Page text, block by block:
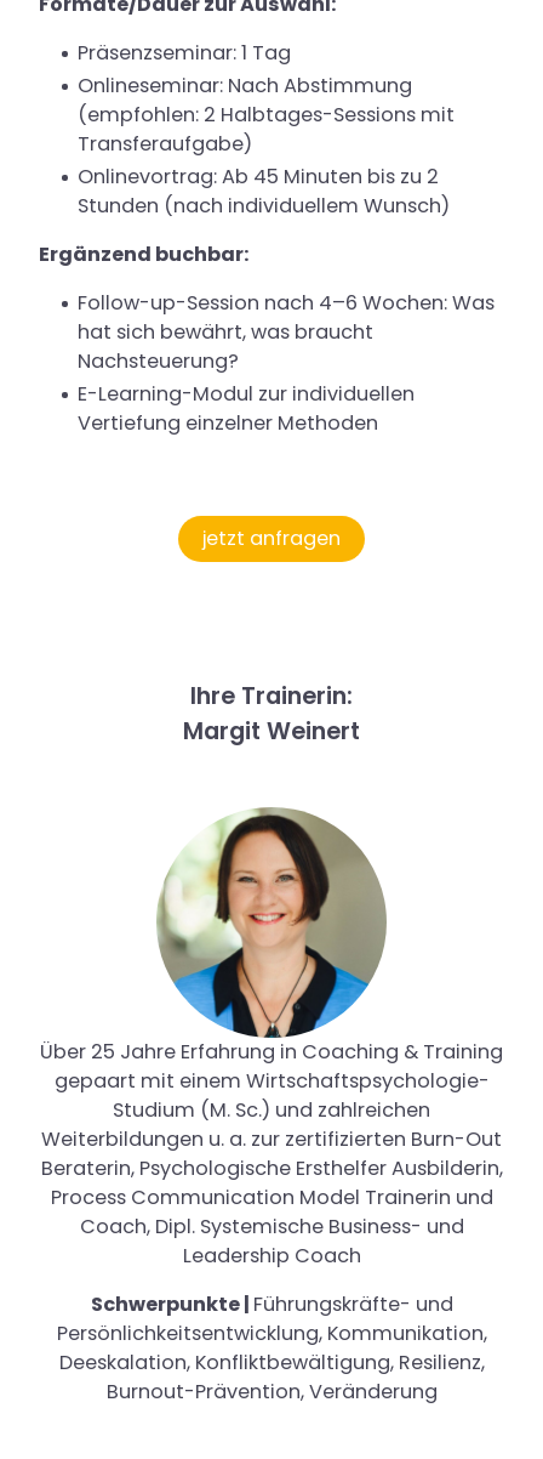
Präsenzseminar: 1 Tag
Onlineseminar: Nach Abstimmung
(empfohlen: 2 Halbtages-Sessions mit
Transferaufgabe)
Onlinevortrag: Ab 45 Minuten bis zu 2
Stunden (nach individuellem Wunsch)
Ergänzend buchbar:
Follow-up-Session nach 4–6 Wochen: Was
hat sich bewährt, was braucht
Nachsteuerung?
E-Learning-Modul zur individuellen
Vertiefung einzelner Methoden
jetzt anfragen
Ihre Trainerin:
Margit Weinert
Über 25 Jahre Erfahrung in Coaching & Training
gepaart mit einem Wirtschaftspsychologie-
Studium (M. Sc.) und zahlreichen
Weiterbildungen u. a. zur zertifizierten Burn-Out
Beraterin, Psychologische Ersthelfer Ausbilderin,
Process Communication Model Trainerin und
Coach, Dipl. Systemische Business- und
Leadership Coach
Schwerpunkte | Führungskräfte- und
Persönlichkeitsentwicklung, Kommunikation,
Deeskalation, Konfliktbewältigung, Resilienz,
Burnout-Prävention, Veränderung